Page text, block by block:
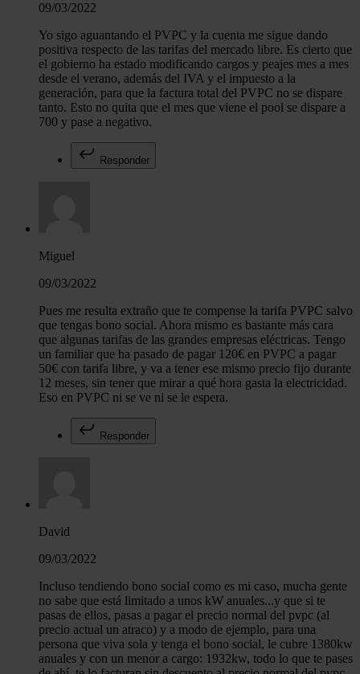
09/03/2022
Yo sigo aguantando el PVPC y la cuenta me sigue dando
positiva respecto de las tarifas del mercado libre. Es cierto que
el gobierno ha estado modificando cargos y peajes mes a mes
desde el verano, además del IVA y el impuesto a la
generación, para que la factura total del PVPC no se dispare
tanto. Esto no quita que el mes que viene el pool se dispare a
700 y pase a negativo.
Responder
Miguel
09/03/2022
Pues me resulta extraño que te compense la tarifa PVPC salvo
que tengas bono social. Ahora mismo es bastante más cara
que algunas tarifas de las grandes empresas eléctricas. Tengo
un familiar que ha pasado de pagar 120€ en PVPC a pagar
50€ con tarifa libre, y va a tener ese mismo precio fijo durante
12 meses, sin tener que mirar a qué hora gasta la electricidad.
Eso en PVPC ni se ve ni se le espera.
Responder
David
09/03/2022
Incluso tendiendo bono social como es mi caso, mucha gente
no sabe que está limitado a unos kW anuales...y que si te
pasas de ellos, pasas a pagar el precio normal del pvpc (al
precio actual un atraco) y a modo de ejemplo, para una
persona que viva sola y tenga el bono social, le cubre 1380kw
anuales y con un menor a cargo: 1932kw, todo lo que te pases